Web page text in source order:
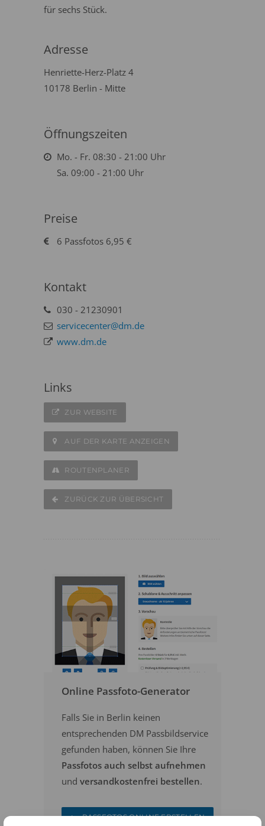
für sechs Stück.
Adresse
Henriette-Herz-Platz 4
10178 Berlin - Mitte
Öffnungszeiten
Mo. - Fr. 08:30 - 21:00 Uhr
Sa. 09:00 - 21:00 Uhr
Preise
6 Passfotos 6,95 €
Kontakt
030 - 21230901
servicecenter@dm.de
www.dm.de
Links
ZUR WEBSITE
AUF DER KARTE ANZEIGEN
ROUTENPLANER
ZURÜCK ZUR ÜBERSICHT
Online Passfoto-Generator
Falls Sie in Berlin keinen
entsprechenden DM Passbildservice
gefunden haben, können Sie Ihre
Passfotos auch selbst aufnehmen
und versandkostenfrei bestellen.
PASSFOTOS ONLINE ERSTELLEN